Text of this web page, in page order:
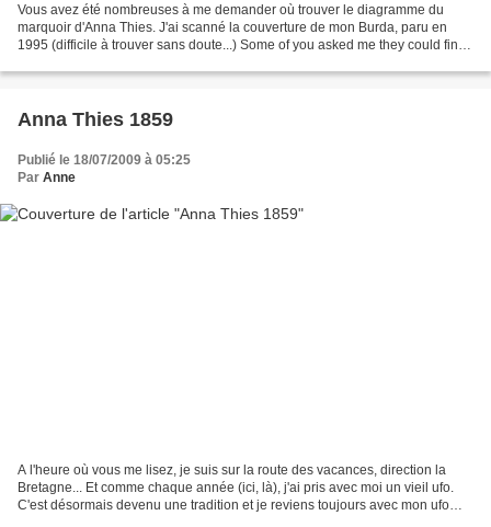
Vous avez été nombreuses à me demander où trouver le diagramme du
marquoir d'Anna Thies. J'ai scanné la couverture de mon Burda, paru en
1995 (difficile à trouver sans doute...) Some of you asked me they could find
Anna Thies 1859
Publié le 18/07/2009 à 05:25
Par Anne
A l'heure où vous me lisez, je suis sur la route des vacances, direction la
Bretagne... Et comme chaque année (ici, là), j'ai pris avec moi un vieil ufo.
C'est désormais devenu une tradition et je reviens toujours avec mon ufo